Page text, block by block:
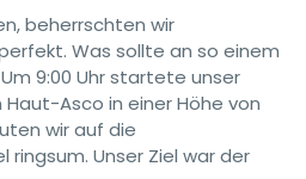
beherrschten wir
Was sollte an so einem
9:00 Uhr startete unser
Asco in einer Höhe von
wir auf die
Unser Ziel war der